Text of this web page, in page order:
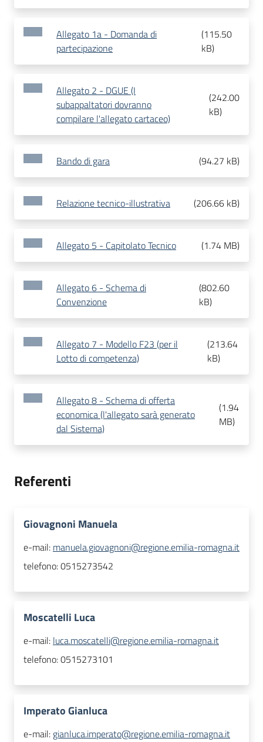
Allegato 1a - Domanda di
partecipazione
(115.50
kB)
Allegato 2 - DGUE (I
subappaltatori dovranno
compilare l'allegato cartaceo)
(242.00
kB)
Bando di gara (94.27 kB)
Relazione tecnico-illustrativa (206.66 kB)
Allegato 5 - Capitolato Tecnico (1.74 MB)
Allegato 6 - Schema di
Convenzione
(802.60
kB)
Allegato 7 - Modello F23 (per il
Lotto di competenza)
(213.64
kB)
Allegato 8 - Schema di offerta
economica (l'allegato sarà generato
dal Sistema)
(1.94
MB)
Referenti
Giovagnoni Manuela
e-mail: manuela.giovagnoni@regione.emilia-romagna.it
telefono:0515273542
Moscatelli Luca
e-mail: luca.moscatelli@regione.emilia-romagna.it
telefono:0515273101
Imperato Gianluca
e-mail: gianluca.imperato@regione.emilia-romagna.it